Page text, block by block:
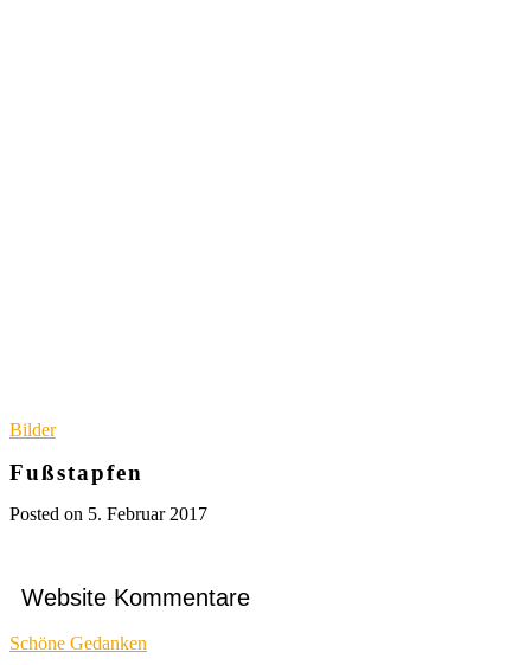
Bilder
Fußstapfen
Posted on 5. Februar 2017
Website Kommentare
Schöne Gedanken